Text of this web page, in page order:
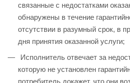
связанные с недостатками
обнаружены в течение
отсутствии в разумный срок, в
дня принятия оказанной услуги;
Исполнитель отвечает за
которую не установлен
потребитель докажет, что они